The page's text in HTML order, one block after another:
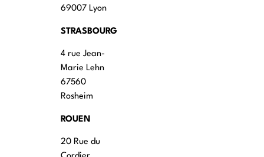
69007 Lyon
STRASBOURG
4 rue Jean-
Marie Lehn
67560
Rosheim
ROUEN
20 Rue du